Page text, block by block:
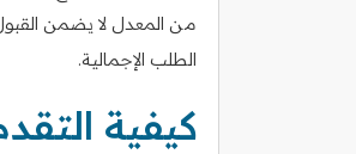
من المعدل لا يضمن
الطلب الإجمالية.
كيفية